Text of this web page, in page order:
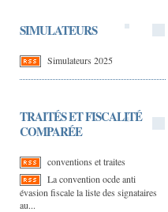
SIMULATEURS
Simulateurs 2025
TRAITÉS ET FISCALITÉ
COMPARÉE
conventions et traites
La convention ocde anti
évasion fiscale la liste des signataires
au...